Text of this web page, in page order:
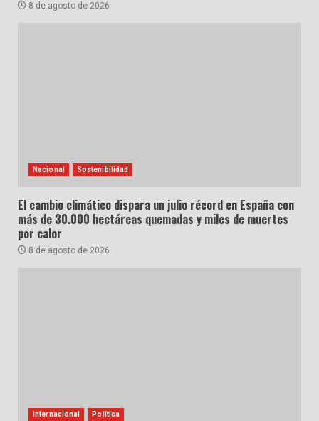
8 de agosto de 2026
Nacional Sostenibilidad
El cambio climático dispara un julio récord en España con
más de 30.000 hectáreas quemadas y miles de muertes
por calor
8 de agosto de 2026
Internacional Política